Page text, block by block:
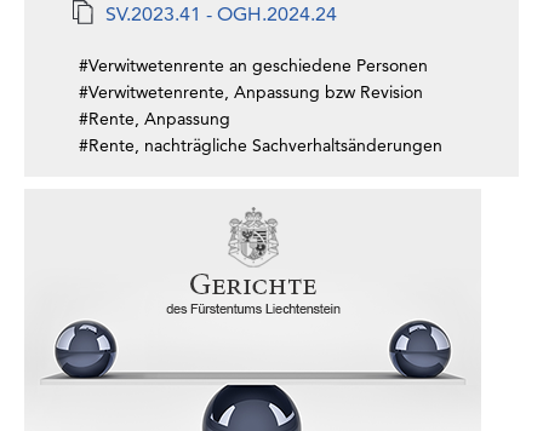
SV.2023.41 - OGH.2024.24
#Verwitwetenrente an geschiedene Personen
#Verwitwetenrente, Anpassung bzw Revision
#Rente, Anpassung
#Rente, nachträgliche Sachverhaltsänderungen